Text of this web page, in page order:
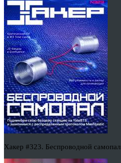
Хакер #323. Беспроводной самопал